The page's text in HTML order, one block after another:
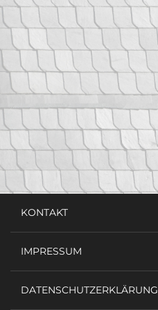
KONTAKT
IMPRESSUM
DATENSCHUTZERKLÄRUNG